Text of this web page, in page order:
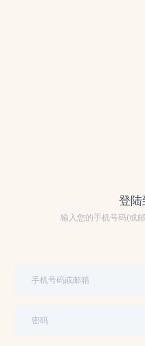
登陆
输入您的手机号码(或